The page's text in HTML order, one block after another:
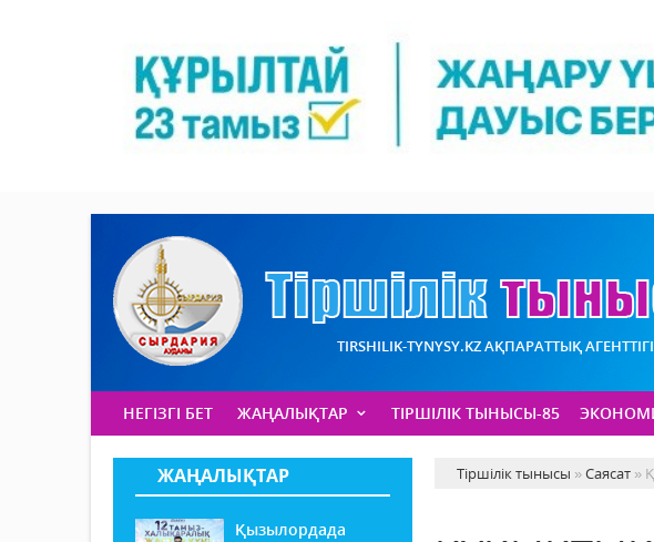
TIRSHILIK-TYNYSY.KZ АҚПАРАТТЫҚ АГЕНТТІГІ
НЕГІЗГІ БЕТ ЖАҢАЛЫҚТАР ТІРШІЛІК ТЫНЫСЫ-85
ЖАҢАЛЫҚТАР
Қызылордада
Тіршілік тынысы »Саясат »